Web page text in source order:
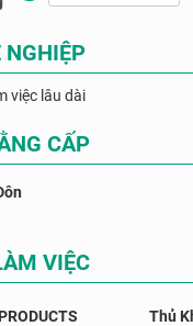
NGHIỆP
việc lâu dài
CẤP
VIỆC
Thủ